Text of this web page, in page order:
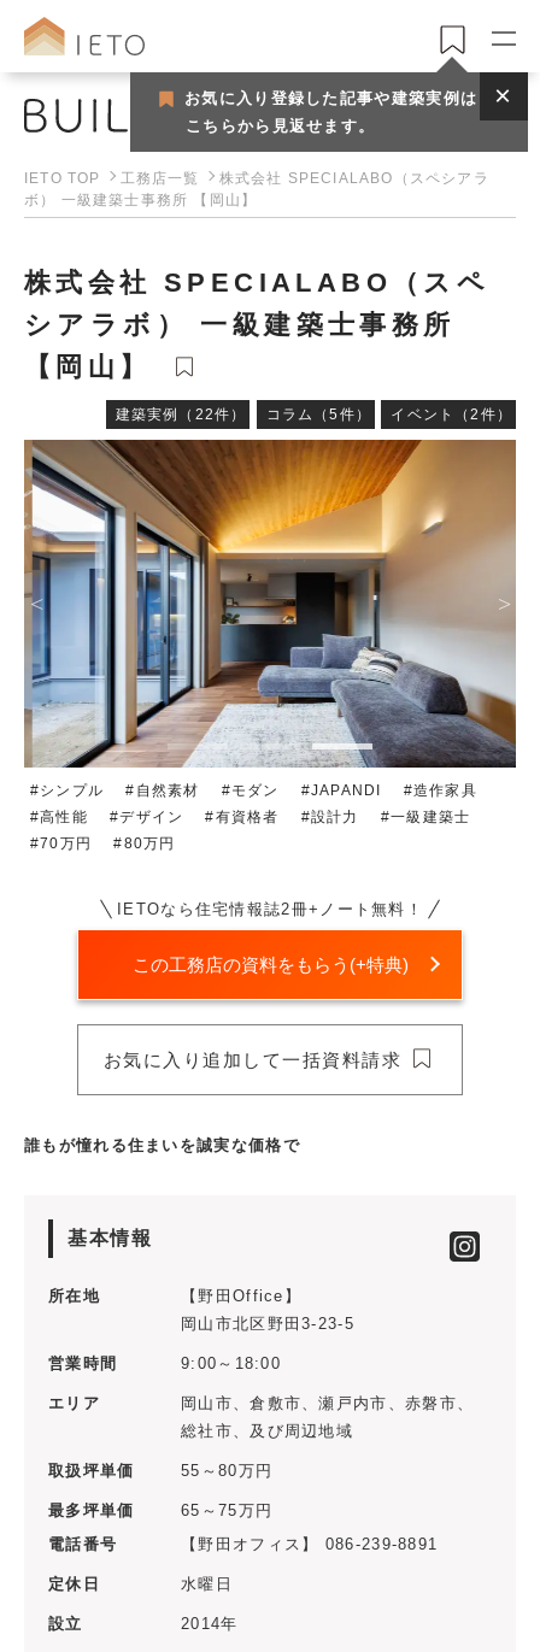
お気に入り登録した記事や建築実例は
こちらから見返せます。
工務店
IETO TOP 工務店一覧
株式会社 SPECIALABO（スペシアラ
ボ） 一級建築士事務所 【岡山】
株式会社 SPECIALABO（スペ
シアラボ） 一級建築士事務所
【岡山】
建築実例（22件） コラム（5件） イベント（2件）
シンプル 自然素材 モダン JAPANDI
造作家具
高性能
デザイン 有資格者 設計力
一級建築士
70万円
80万円
IETOなら住宅情報誌2冊+ノート無料！
この工務店の資料をもらう(+特典)
誰もが憧れる住まいを誠実な価格で
基本情報
所在地
【野田Office】
岡山市北区野田3-23-5
営業時間 9:00～18:00
エリア
岡山市、倉敷市、瀬戸内市、赤磐市、
総社市、及び周辺地域
取扱坪単価 55～80万円
最多坪単価
65～75万円
電話番号
【野田オフィス】 086-239-8891
定休日 水曜日
設立 2014年